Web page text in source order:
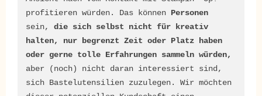
profitieren würden. Das können
sein, die sich selbst nicht für kreativ
halten, nur begrenzt Zeit oder Platz haben
oder gerne tolle Erfahrungen sammeln würden,
aber (noch) nicht daran interessiert sind,
sich Bastelutensilien zuzulegen. Wir möchten